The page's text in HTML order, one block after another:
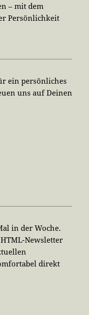
– mit dem
Persönlichkeit
ein persönliches
uns auf Deinen
in der Woche.
Newsletter
direkt